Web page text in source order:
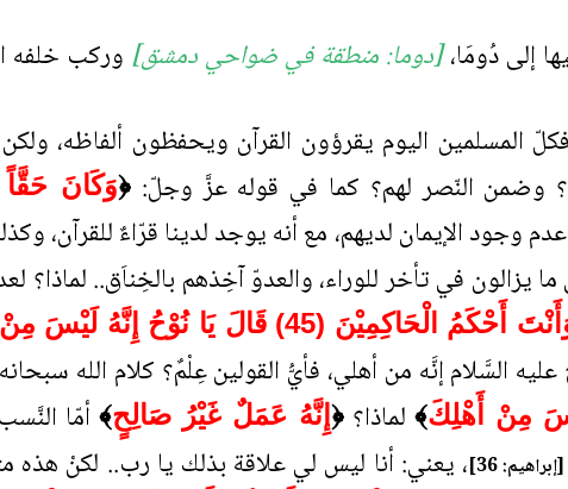
إلى دُومَا،[دوما: منطقة في ضواحي دمشق] وركب خلفه
المسلمين اليوم يقرؤون القرآن ويحفظون ألفاظه،
وضمن النّصر لهم؟ كما في قوله عزَّ وجلّ:﴿وَكَانَ حَقَّاً
وجود الإيمان لديهم، مع أنه يوجد لدينا قرّاءٌ للقرآن،
يزالون في تأخر للوراء، والعدوّ آخِذهم بالخِناَق.. لماذا؟
قَالَ يَا نُوْحُ إِنَّهُ لَيْسَ مِنْ أَهْلِكَ
السَّلام إنَّه من أهلي، فأيُّ القولين عِلْمٌ؟ كلام الله سبحانه
مِنْ أَهْلِكَ﴾ لماذا؟﴿ إِنَّهُ عَمَلٌ غَيْرُ صَالِحٍ﴾أمّا
[إبراهيم: 36] ، يعني: أنا ليس لي علاقة بذلك يا رب.. لكنْ هذه